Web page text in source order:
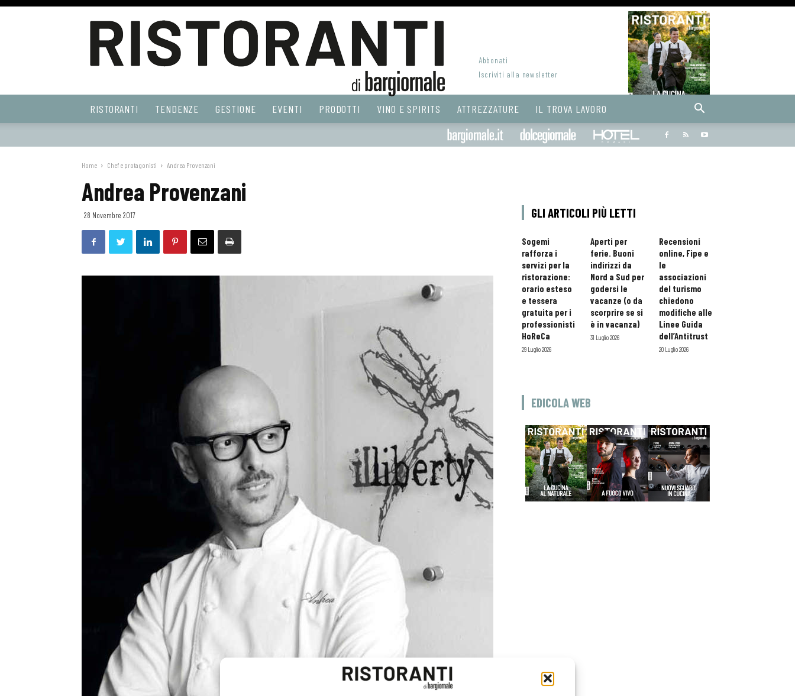
Web
Abbonati
Iscriviti alla newsletter
RISTORANTI TENDENZE GESTIONE EVENTI PRODOTTI VINO E SPIRITS ATTREZZATURE IL TROVA LAVORO
Bargiornale dolcegiornale
Home Chef e protagonisti Andrea Provenzani
Andrea Provenzani
28 Novembre 2017 GLI ARTICOLI PIÙ LETTI
Sogemi
rafforza i
servizi per la
ristorazione:
orario esteso
e tessera
gratuita per i
professionisti
HoReCa
29 Luglio 2026
Aperti per
ferie. Buoni
indirizzi da
Nord a Sud per
godersi le
vacanze (o da
scorprire se si
è in vacanza)
31 Luglio 2026
Recensioni
online, Fipe e
le
associazioni
del turismo
chiedono
modifiche alle
Linee Guida
dell’Antitrust
20 Luglio 2026
EDICOLA WEB